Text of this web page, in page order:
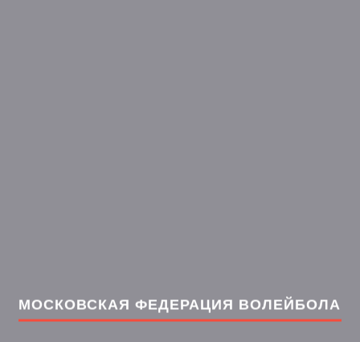
МОСКОВСКАЯ ФЕДЕРАЦИЯ ВОЛЕЙБОЛА